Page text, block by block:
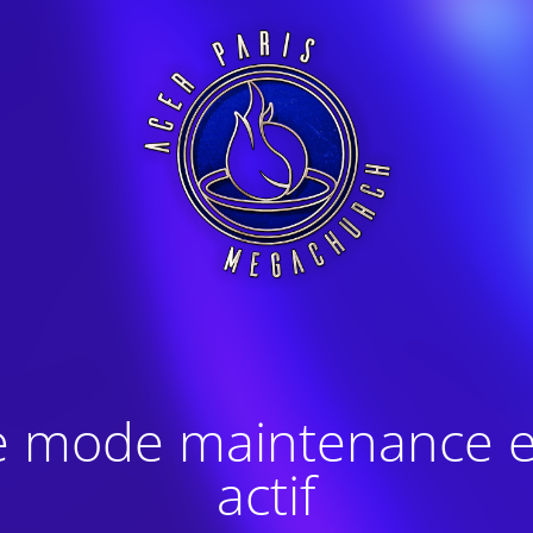
mode maintenance
actif